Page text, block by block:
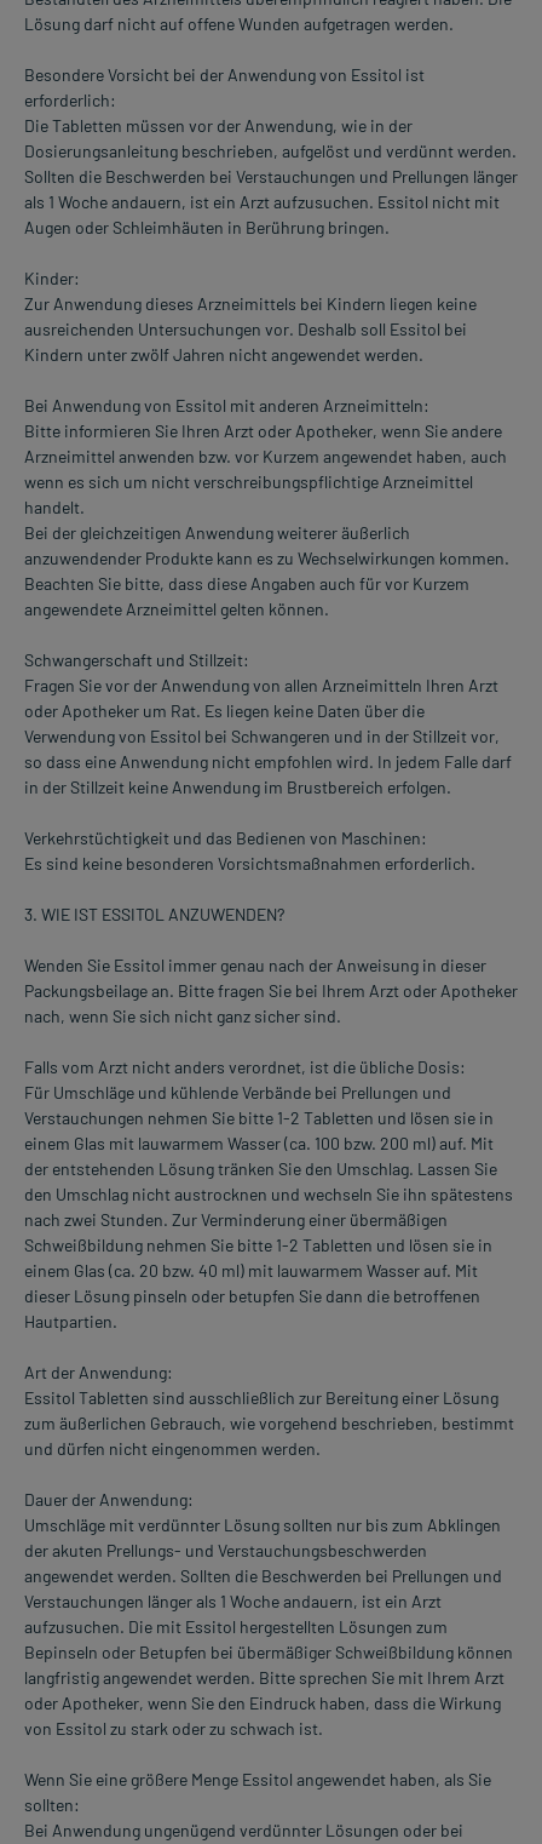
Lösung darf nicht auf offene Wunden aufgetragen werden.
Besondere Vorsicht bei der Anwendung von Essitol ist
erforderlich:
Die Tabletten müssen vor der Anwendung, wie in der
Dosierungsanleitung beschrieben, aufgelöst und verdünnt werden.
Sollten die Beschwerden bei Verstauchungen und Prellungen länger
als 1 Woche andauern, ist ein Arzt aufzusuchen. Essitol nicht mit
Augen oder Schleimhäuten in Berührung bringen.
Kinder:
Zur Anwendung dieses Arzneimittels bei Kindern liegen keine
ausreichenden Untersuchungen vor. Deshalb soll Essitol bei
Kindern unter zwölf Jahren nicht angewendet werden.
Bei Anwendung von Essitol mit anderen Arzneimitteln:
Bitte informieren Sie Ihren Arzt oder Apotheker, wenn Sie andere
Arzneimittel anwenden bzw. vor Kurzem angewendet haben, auch
wenn es sich um nicht verschreibungspflichtige Arzneimittel
handelt.
Bei der gleichzeitigen Anwendung weiterer äußerlich
anzuwendender Produkte kann es zu Wechselwirkungen kommen.
Beachten Sie bitte, dass diese Angaben auch für vor Kurzem
angewendete Arzneimittel gelten können.
Schwangerschaft und Stillzeit:
Fragen Sie vor der Anwendung von allen Arzneimitteln Ihren Arzt
oder Apotheker um Rat. Es liegen keine Daten über die
Verwendung von Essitol bei Schwangeren und in der Stillzeit vor,
so dass eine Anwendung nicht empfohlen wird. In jedem Falle darf
in der Stillzeit keine Anwendung im Brustbereich erfolgen.
Verkehrstüchtigkeit und das Bedienen von Maschinen:
Es sind keine besonderen Vorsichtsmaßnahmen erforderlich.
3. WIE IST ESSITOL ANZUWENDEN?
Wenden Sie Essitol immer genau nach der Anweisung in dieser
Packungsbeilage an. Bitte fragen Sie bei Ihrem Arzt oder Apotheker
nach, wenn Sie sich nicht ganz sicher sind.
Falls vom Arzt nicht anders verordnet, ist die übliche Dosis:
Für Umschläge und kühlende Verbände bei Prellungen und
Verstauchungen nehmen Sie bitte 1-2 Tabletten und lösen sie in
einem Glas mit lauwarmem Wasser (ca. 100 bzw. 200 ml) auf. Mit
der entstehenden Lösung tränken Sie den Umschlag. Lassen Sie
den Umschlag nicht austrocknen und wechseln Sie ihn spätestens
nach zwei Stunden. Zur Verminderung einer übermäßigen
Schweißbildung nehmen Sie bitte 1-2 Tabletten und lösen sie in
einem Glas (ca. 20 bzw. 40 ml) mit lauwarmem Wasser auf. Mit
dieser Lösung pinseln oder betupfen Sie dann die betroffenen
Hautpartien.
Art der Anwendung:
Essitol Tabletten sind ausschließlich zur Bereitung einer Lösung
zum äußerlichen Gebrauch, wie vorgehend beschrieben, bestimmt
und dürfen nicht eingenommen werden.
Dauer der Anwendung:
Umschläge mit verdünnter Lösung sollten nur bis zum Abklingen
der akuten Prellungs- und Verstauchungsbeschwerden
angewendet werden. Sollten die Beschwerden bei Prellungen und
Verstauchungen länger als 1 Woche andauern, ist ein Arzt
aufzusuchen. Die mit Essitol hergestellten Lösungen zum
Bepinseln oder Betupfen bei übermäßiger Schweißbildung können
langfristig angewendet werden. Bitte sprechen Sie mit Ihrem Arzt
oder Apotheker, wenn Sie den Eindruck haben, dass die Wirkung
von Essitol zu stark oder zu schwach ist.
Wenn Sie eine größere Menge Essitol angewendet haben, als Sie
sollten:
Bei Anwendung ungenügend verdünnter Lösungen oder bei